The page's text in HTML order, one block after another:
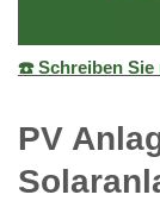
☎️ Schreiben Sie
PV